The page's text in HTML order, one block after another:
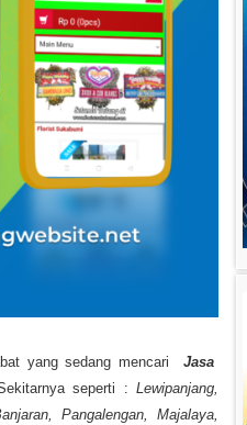
yang sedang mencari Jasa
seperti : Lewipanjang,
Pangalengan, Majalaya,